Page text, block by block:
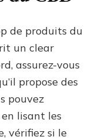
de produits du
un clear
assurez-vous
propose des
pouvez
lisant les
vérifiez si le